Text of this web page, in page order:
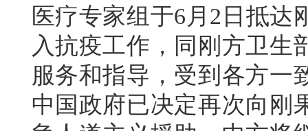
医疗专家组于6月2日抵
入抗疫工作，同刚方卫生
服务和指导，受到各方一
中国政府已决定再次向刚